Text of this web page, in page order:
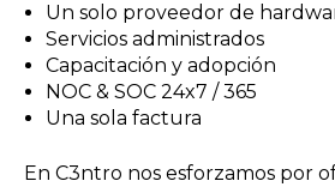
Un solo proveedor de
Servicios administrados
Capacitación y adopción
NOC & SOC 24x7 / 365
Una sola factura
En C3ntro nos esforzamos por